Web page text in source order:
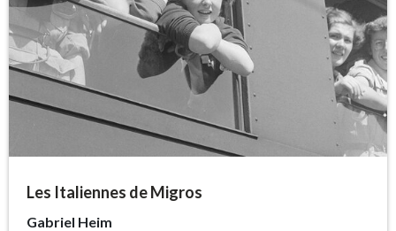
Les Italiennes de Migros
Gabriel Heim